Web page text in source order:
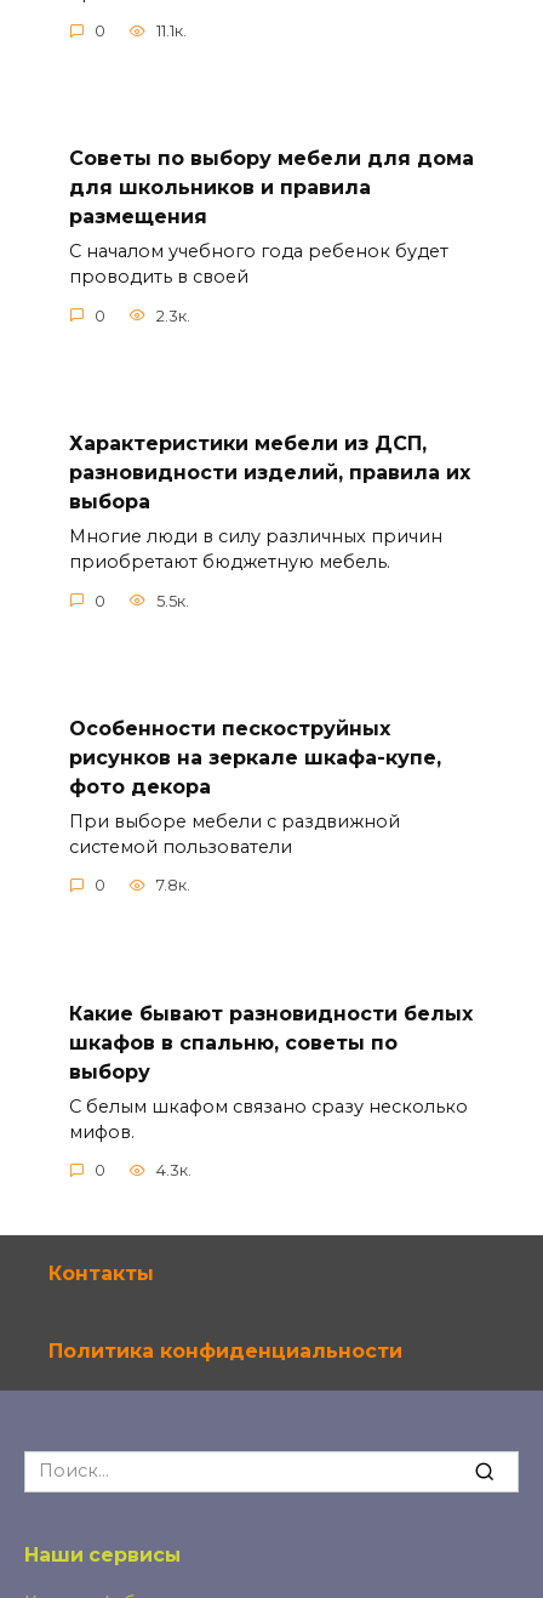
0 11.1к.
Советы по выбору мебели для дома
для школьников и правила
размещения
С началом учебного года ребенок будет
проводить в своей
0 2.3к.
Характеристики мебели из ДСП,
разновидности изделий, правила их
выбора
Многие люди в силу различных причин
приобретают бюджетную мебель.
0 5.5к.
Особенности пескоструйных
рисунков на зеркале шкафа-купе,
фото декора
При выборе мебели с раздвижной
системой пользователи
0 7.8к.
Какие бывают разновидности белых
шкафов в спальню, советы по
выбору
С белым шкафом связано сразу несколько
мифов.
0 4.3к.
Контакты
Политика конфиденциальности
Search
for:
Наши сервисы